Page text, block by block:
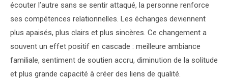
écouter l’autre sans se sentir attaqué, la personne renforce
ses compétences relationnelles. Les échanges deviennent
plus apaisés, plus clairs et plus sincères. Ce changement a
souvent un effet positif en cascade : meilleure ambiance
familiale, sentiment de soutien accru, diminution de la solitude
et plus grande capacité à créer des liens de qualité.